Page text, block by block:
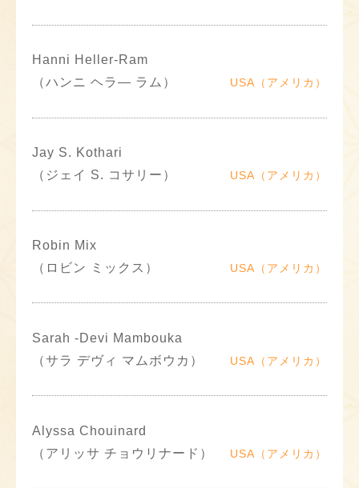
Hanni Heller-Ram
（ハンニ ヘラ― ラム）
USA（アメリカ）
Jay S. Kothari
（ジェイ S. コサリー）
USA（アメリカ）
Robin Mix
（ロビン ミックス）
USA（アメリカ）
Sarah -Devi Mambouka
（サラ デヴィ マムボウカ）
USA（アメリカ）
Alyssa Chouinard
（アリッサ チョウリナード）
USA（アメリカ）